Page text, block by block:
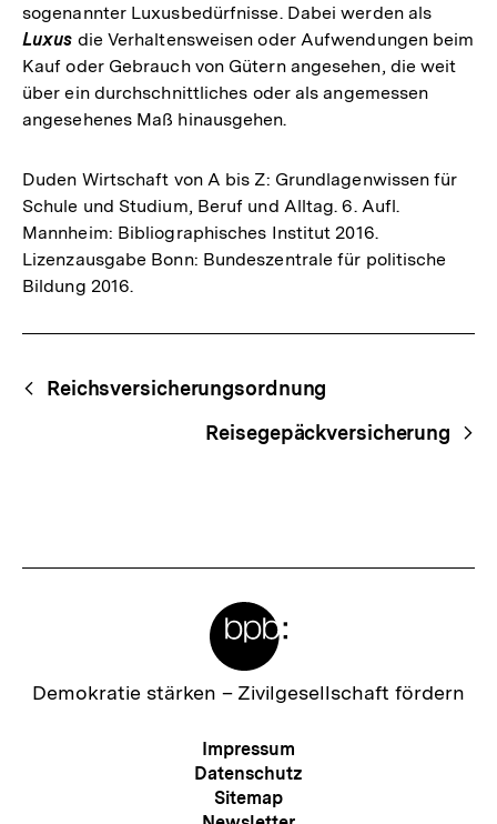
sogenannter Luxusbedürfnisse. Dabei werden als
Luxus die Verhaltensweisen oder Aufwendungen beim
Kauf oder Gebrauch von Gütern angesehen, die weit
über ein durchschnittliches oder als angemessen
angesehenes Maß hinausgehen.
Duden Wirtschaft von A bis Z: Grundlagenwissen für
Schule und Studium, Beruf und Alltag. 6. Aufl.
Mannheim: Bibliographisches Institut 2016.
Lizenzausgabe Bonn: Bundeszentrale für politische
Bildung 2016.
Begriffsnavigation
Content-
Navigation
Reichsversicherungsordnung
Reisegepäckversicherung
Zur
Demokratie stärken – Zivilgesellschaft fördern
Meta-
Navigation
Impressum
Datenschutz
Sitemap